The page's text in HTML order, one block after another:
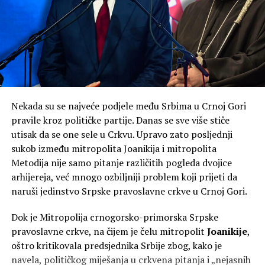
Na pitanje da li je NSD ostala dosljedna svemu za šta se
zalagala, kazao je kako je to pitanje za njih.
Knežević ne isključuje mogućnost da po izborima 2027.
godine bude formirana Vlada čiji će predsjednik biti on.
formirali Vladu bez ovih koji hoće da nas šalju kod
Satlera, prva odluka koju ću donijeti kao premijer biće
otpriznavanje Kosova. Kao premijer. Gdje bi im bio kraj
da sam ja bio premijer i od 2023, ja znam da štitim
nacionalne interese”, poručio je on.
Nekada su se najveće podjele među Srbima u Crnoj Gori
pravile kroz političke partije. Danas se sve više stiče
utisak da se one sele u Crkvu. Upravo zato posljednji
sukob između mitropolita Joanikija i mitropolita
Metodija nije samo pitanje različitih pogleda dvojice
arhijereja, već mnogo ozbiljniji problem koji prijeti da
naruši jedinstvo Srpske pravoslavne crkve u Crnoj Gori.
Dok je Mitropolija crnogorsko-primorska Srpske
pravoslavne crkve, na čijem je čelu mitropolit Joanikije,
oštro kritikovala predsjednika Srbije zbog, kako je
navela, političkog miješanja u crkvena pitanja i „nejasnih